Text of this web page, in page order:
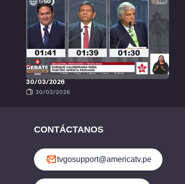
30/03/2026
30/03/2026
CONTÁCTANOS
tvgosupport@americatv.pe